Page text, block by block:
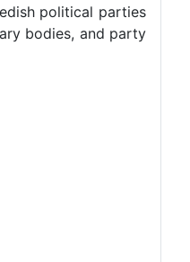
political parties
bodies, and party